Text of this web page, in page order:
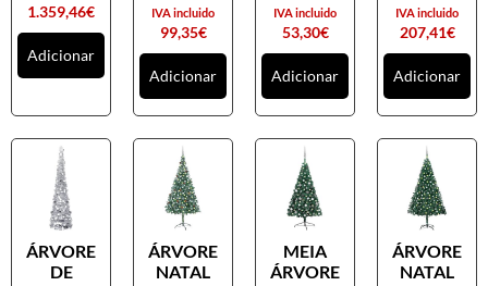
1.359,46€
Adicionar
99,35€
IVA incluido
Adicionar
53,30€
IVA incluido
Adicionar
207,41€
IVA incluido
Adicionar
ÁRVORE
DE
ÁRVORE
NATAL
MEIA
ÁRVORE
ÁRVORE
NATAL